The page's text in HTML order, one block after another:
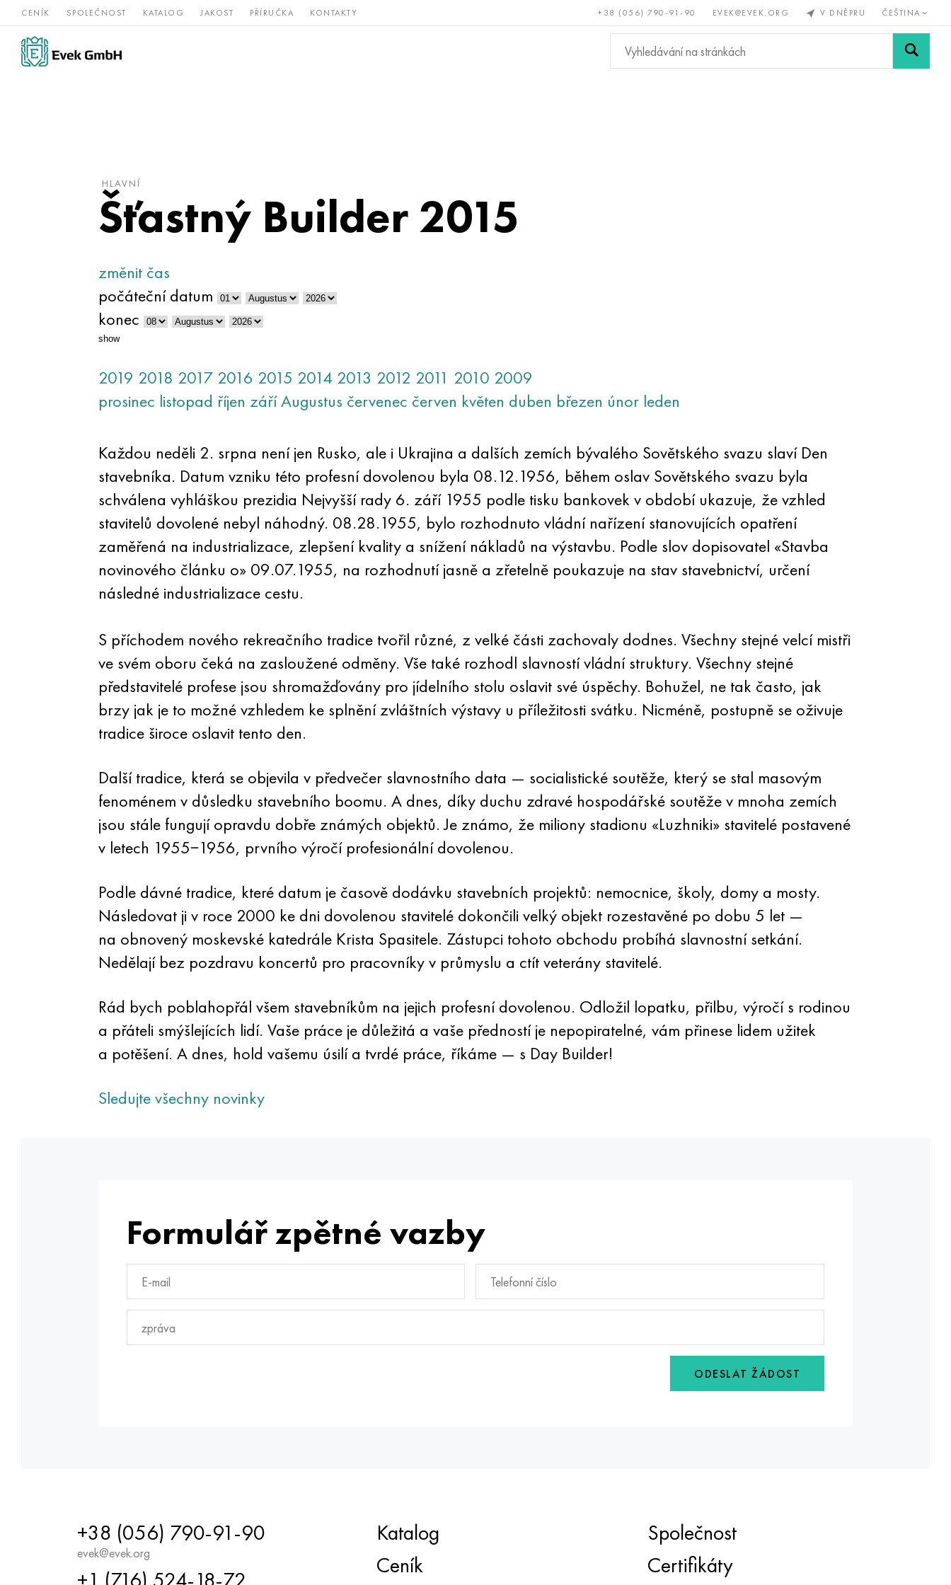
CENÍK SPOLEČNOST KATALOG JAKOST PŘÍRUČKA KONTAKTY +38 (056) 790-91-90 EVEK@EVEK.ORG V DNĚPRU ČEŠTINA
Slitiny
niklu
nerezová Vzácné a Bronz, měď, Neželezné
kovy
Legovaná Sítě a
HLAVNÍ
Šťastný Builder 2015
změnit čas
počáteční datum
konec
show
2019 2018 2017 2016 2015 2014 2013 2012 2011 2010 2009
prosinec listopad říjen záříAugustus červenec červen květen duben březen únor leden
Každou neděli 2. srpna není jen Rusko, ale i Ukrajina a dalších zemích bývalého Sovětského svazu slaví Den
stavebníka. Datum vzniku této profesní dovolenou byla 08.12.1956, během oslav Sovětského svazu byla
schválena vyhláškou prezidia Nejvyšší rady 6. září 1955 podle tisku bankovek v období ukazuje, že vzhled
stavitelů dovolené nebyl náhodný. 08.28.1955, bylo rozhodnuto vládní nařízení stanovujících opatření
zaměřená na industrializace, zlepšení kvality a snížení nákladů na výstavbu. Podle slov dopisovatel «Stavba
novinového článku o» 09.07.1955, na rozhodnutí jasně a zřetelně poukazuje na stav stavebnictví, určení
následné industrializace cestu.
S příchodem nového rekreačního tradice tvořil různé, z velké části zachovaly dodnes. Všechny stejné velcí mistři
ve svém oboru čeká na zasloužené odměny. Vše také rozhodl slavností vládní struktury. Všechny stejné
představitelé profese jsou shromažďovány pro jídelního stolu oslavit své úspěchy. Bohužel, ne tak často, jak
brzy jak je to možné vzhledem ke splnění zvláštních výstavy u příležitosti svátku. Nicméně, postupně se oživuje
tradice široce oslavit tento den.
Další tradice, která se objevila v předvečer slavnostního data — socialistické soutěže, který se stal masovým
fenoménem v důsledku stavebního boomu. A dnes, díky duchu zdravé hospodářské soutěže v mnoha zemích
jsou stále fungují opravdu dobře známých objektů. Je známo, že miliony stadionu «Luzhniki» stavitelé postavené
v letech 1955−1956, prvního výročí profesionální dovolenou.
Podle dávné tradice, které datum je časově dodávku stavebních projektů: nemocnice, školy, domy a mosty.
Následovat ji v roce 2000 ke dni dovolenou stavitelé dokončili velký objekt rozestavěné po dobu 5 let —
na obnovený moskevské katedrále Krista Spasitele. Zástupci tohoto obchodu probíhá slavnostní setkání.
Nedělají bez pozdravu koncertů pro pracovníky v průmyslu a ctít veterány stavitelé.
Rád bych poblahopřál všem stavebníkům na jejich profesní dovolenou. Odložil lopatku, přilbu, výročí s rodinou
a přáteli smýšlejících lidí. Vaše práce je důležitá a vaše předností je nepopiratelné, vám přinese lidem užitek
a potěšení. A dnes, hold vašemu úsilí a tvrdé práce, říkáme — s Day Builder!
Sledujte všechny novinky
Formulář zpětné vazby
ODESLAT ŽÁDOST
+38 (056) 790-91-90
evek@evek.org
Katalog
Ceník
Společnost
Certifikáty